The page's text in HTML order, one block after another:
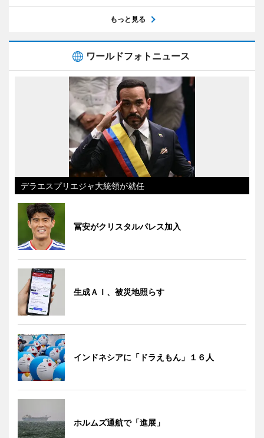
もっと見る
ワールドフォトニュース
デラエスプリエジャ大統領が就任
冨安がクリスタルパレス加入
生成ＡＩ、被災地照らす
インドネシアに「ドラえもん」１６人
ホルムズ通航で「進展」